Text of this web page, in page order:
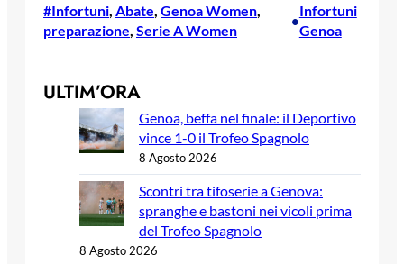
#Infortuni Abate Genoa Women
preparazione Serie A Women
•
Infortuni
Genoa
ULTIM’ORA
Genoa, beffa nel finale: il Deportivo
vince 1-0 il Trofeo Spagnolo
8 Agosto 2026
Scontri tra tifoserie a Genova:
spranghe e bastoni nei vicoli prima
del Trofeo Spagnolo
8 Agosto 2026